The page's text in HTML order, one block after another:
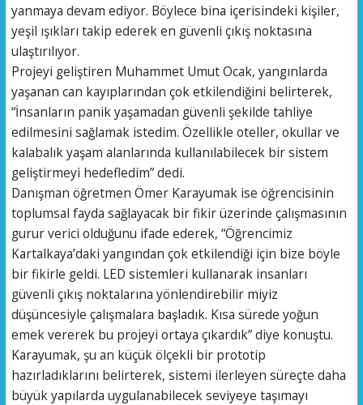
yanmaya devam ediyor. Böylece bina içerisindeki kişiler,
yeşil ışıkları takip ederek en güvenli çıkış noktasına
ulaştırılıyor.
Projeyi geliştiren Muhammet Umut Ocak, yangınlarda
yaşanan can kayıplarından çok etkilendiğini belirterek,
“İnsanların panik yaşamadan güvenli şekilde tahliye
edilmesini sağlamak istedim. Özellikle oteller, okullar ve
kalabalık yaşam alanlarında kullanılabilecek bir sistem
geliştirmeyi hedefledim” dedi.
Danışman öğretmen Ömer Karayumak ise öğrencisinin
toplumsal fayda sağlayacak bir fikir üzerinde çalışmasının
gurur verici olduğunu ifade ederek, “Öğrencimiz
Kartalkaya’daki yangından çok etkilendiği için bize böyle
bir fikirle geldi. LED sistemleri kullanarak insanları
güvenli çıkış noktalarına yönlendirebilir miyiz
düşüncesiyle çalışmalara başladık. Kısa sürede yoğun
emek vererek bu projeyi ortaya çıkardık” diye konuştu.
Karayumak, şu an küçük ölçekli bir prototip
hazırladıklarını belirterek, sistemi ilerleyen süreçte daha
büyük yapılarda uygulanabilecek seviyeye taşımayı